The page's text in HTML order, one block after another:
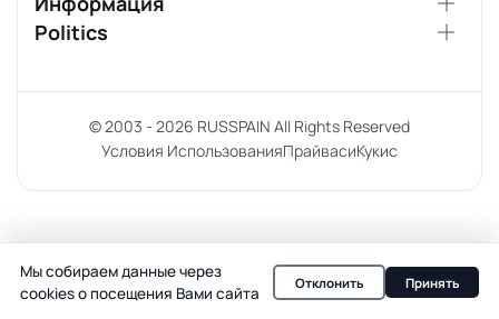
Politics
© 2003 - 2026 RUSSPAIN All Rights Reserved
Условия ИспользованияПрайвасиКукис
Мы собираем данные через
cookies о посещения Вами сайта
Отклонить Принять